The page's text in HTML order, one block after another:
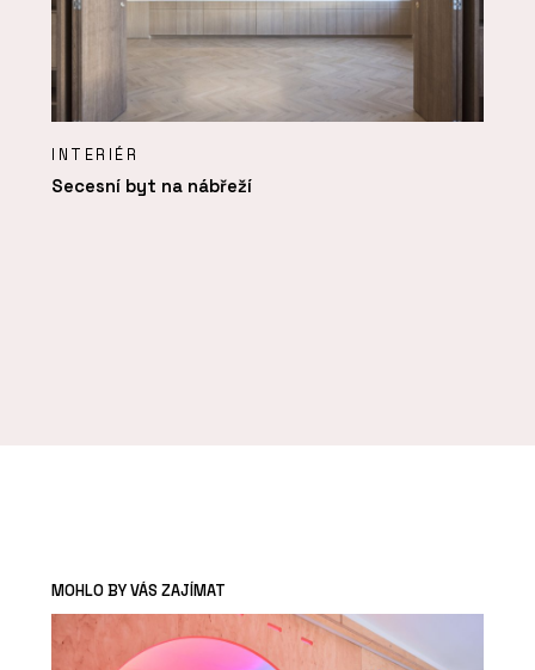
INTERIÉR
Secesní byt na nábřeží
MOHLO BY VÁS ZAJÍMAT